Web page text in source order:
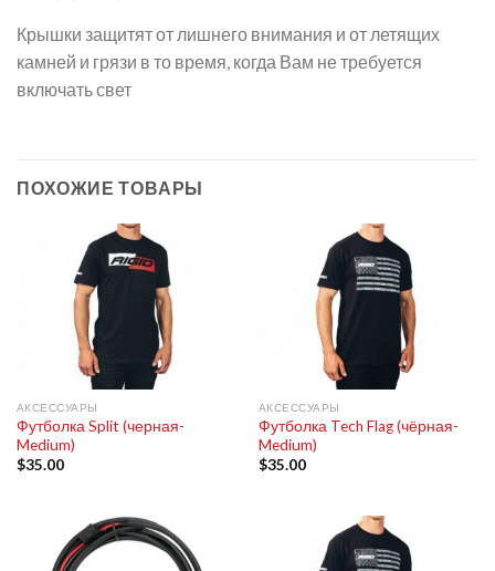
Крышки защитят от лишнего внимания и от летящих
камней и грязи в то время, когда Вам не требуется
включать свет
ПОХОЖИЕ ТОВАРЫ
АКСЕССУАРЫ
Футболка Split (черная-
Medium)
$35.00
АКСЕССУАРЫ
Футболка Tech Flag (чёрная-
Medium)
$35.00